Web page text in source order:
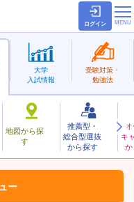
ログイン
地図から探
す
推薦型・
総合型選抜
から探す
キ
か
大学
入試情報
受験対策・
勉強法
学 お気に入り
ー